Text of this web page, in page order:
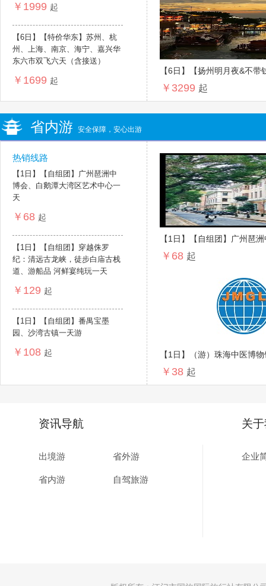
￥1999 起
【6日】【特价华东】苏州、杭
州、上海、南京、海宁、嘉兴华
东六市双飞六天（含接送）
￥1699 起
【6日】【扬州明月夜&不
苏州、海宁、上海、杭州、
送）
￥3299 起
省内游 安全保障，安心出游
热销线路
【1日】【自组团】广州琶洲中
博会、白鹅潭大湾区艺术中心一
天
￥68 起
【1日】【自组团】穿越侏罗
纪：清远古龙峡，徒步白庙古栈
道、游船品 河鲜宴纯玩一天
￥129 起
【1日】【自组团】番禺宝墨
园、沙湾古镇一天游
￥108 起
【1日】【自组团】广州琶
湾区艺术中心一天
￥68 起
【1日】（游）珠海中医博
￥38 起
资讯导航
出境游 省外游
省内游 自驾旅游
关
企业